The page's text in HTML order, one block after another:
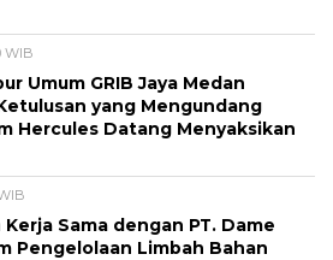
WIB
Umum GRIB Jaya Medan
yang Mengundang
Hercules Datang Menyaksikan
Sama dengan PT. Dame
Pengelolaan Limbah Bahan